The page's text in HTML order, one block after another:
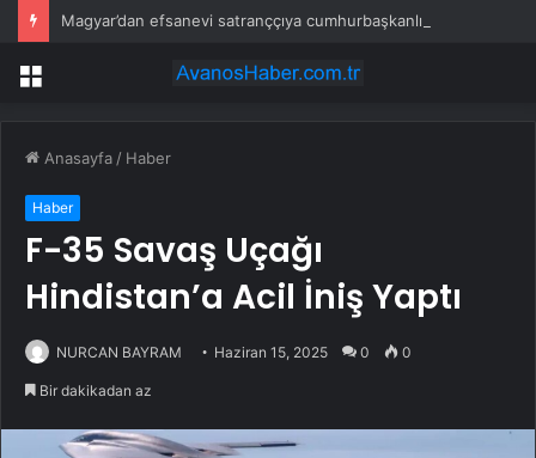
Magyar’dan efsanevi satranççıya cumhurbaşkanlığı teklifi
Menü
Anasayfa / Haber
Haber
F-35 Savaş Uçağı
Hindistan’a Acil İniş Yaptı
NURCAN BAYRAM Haziran 15, 2025 0 0
Bir dakikadan az